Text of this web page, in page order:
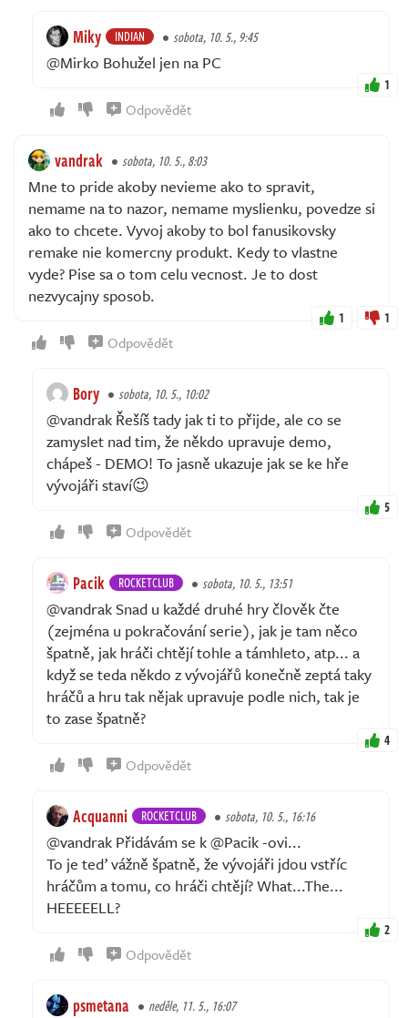
Miky INDIAN sobota, 10. 5., 9:45
@Mirko Bohužel jen na PC
1
Odpovědět
vandrak sobota, 10. 5., 8:03
Mne to pride akoby nevieme ako to spravit,
nemame na to nazor, nemame myslienku, povedze si
ako to chcete. Vyvoj akoby to bol fanusikovsky
remake nie komercny produkt. Kedy to vlastne
vyde? Pise sa o tom celu vecnost. Je to dost
nezvycajny sposob.
1 1
Odpovědět
Bory sobota, 10. 5., 10:02
@vandrak Řešíš tady jak ti to přijde, ale co se
zamyslet nad tim, že někdo upravuje demo,
chápeš - DEMO! To jasně ukazuje jak se ke hře
vývojáři staví😉
5
Odpovědět
Pacik ROCKETCLUB sobota, 10. 5., 13:51
@vandrak Snad u každé druhé hry člověk čte
(zejména u pokračování serie), jak je tam něco
špatně, jak hráči chtějí tohle a támhleto, atp... a
když se teda někdo z vývojářů konečně zeptá taky
hráčů a hru tak nějak upravuje podle nich, tak je
to zase špatně?
4
Odpovědět
Acquanni ROCKETCLUB sobota, 10. 5., 16:16
@vandrak Přidávám se k @Pacik -ovi...
To je teď vážně špatně, že vývojáři jdou vstříc
hráčům a tomu, co hráči chtějí? What...The...
HEEEEELL?
2
Odpovědět
psmetana neděle, 11. 5., 16:07